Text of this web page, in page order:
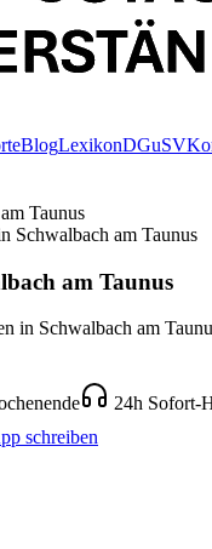
BlogLexikonDGuSV
Taunus
Schwalbach am Taunus
am Taunus
in Schwalbach am
24h Sofort-
schreiben